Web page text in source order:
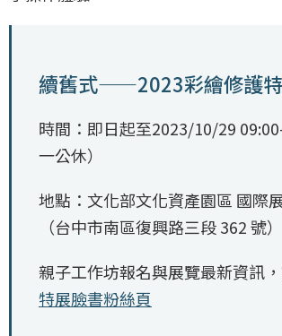
續舊式——2023彩繪修護
時間：即日起至2023/10/29
一公休）
地點：文化部文化資產園區 國際
（台中市南區復興路三段 362 號）
親子工作坊報名與展覽最新資訊
特展臉書粉絲頁